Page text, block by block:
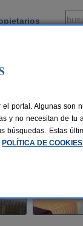
portal. Algunas son
y no necesitan de tu
Estas
POLÍTICA DE COOKIES